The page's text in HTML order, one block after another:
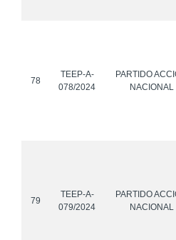
78
TEEP-A-
078/2024
PARTIDO
NACIONAL
79
TEEP-A-
079/2024
PARTIDO
NACIONAL